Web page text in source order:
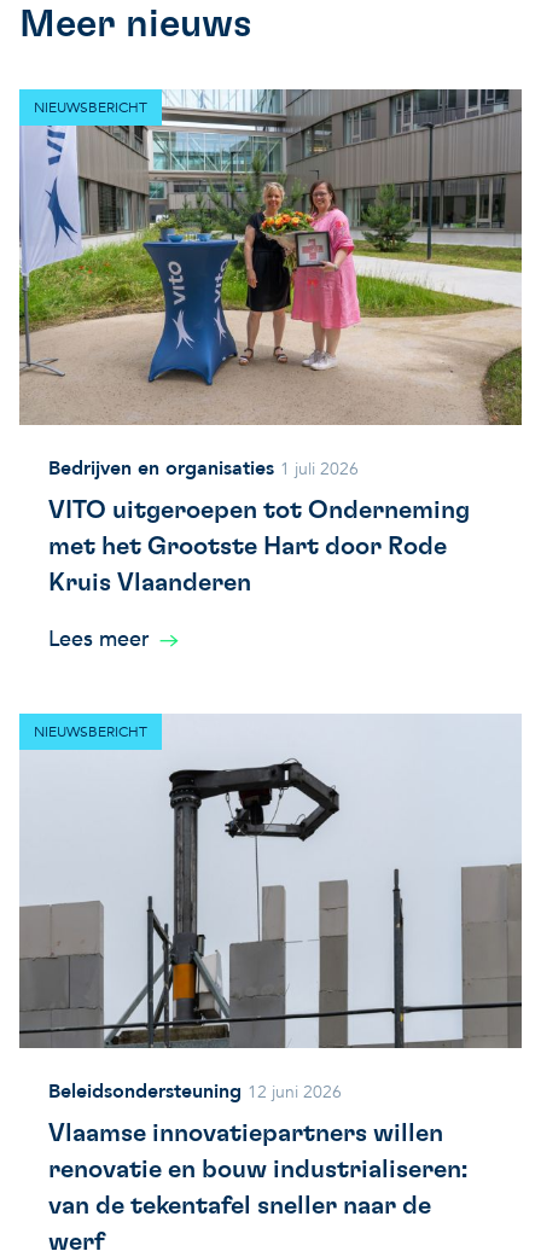
Meer nieuws
NIEUWSBERICHT
Bedrijven en organisaties 1 juli 2026
VITO uitgeroepen tot Onderneming
met het Grootste Hart door Rode
Kruis Vlaanderen
Lees meer
NIEUWSBERICHT
Beleidsondersteuning 12 juni 2026
Vlaamse innovatiepartners willen
renovatie en bouw industrialiseren:
van de tekentafel sneller naar de
werf